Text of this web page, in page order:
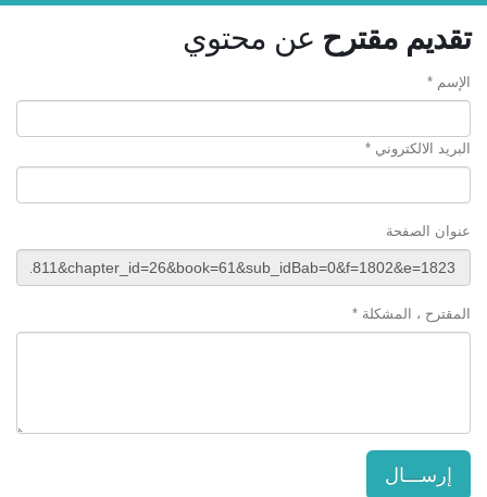
تقديم مقترح عن محتوي
الإسم *
البريد الالكتروني *
عنوان الصفحة
المقترح ، المشكلة *